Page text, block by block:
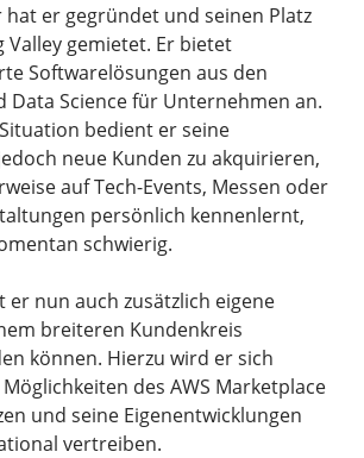
hat er gegründet und seinen Platz
Valley gemietet. Er bietet
Softwarelösungen aus den
Data Science für Unternehmen an.
bedient er seine
neue Kunden zu akquirieren,
auf Tech-Events, Messen oder
persönlich kennenlernt,
schwierig.
er nun auch zusätzlich eigene
breiteren Kundenkreis
können. Hierzu wird er sich
des AWS Marketplace
und seine Eigenentwicklungen
vertreiben.